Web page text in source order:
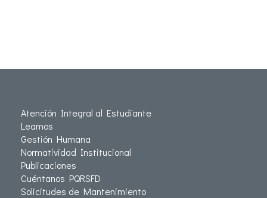
Atención Integral al Estudiante
Leamos
Gestión Humana
Normatividad Institucional
Publicaciones
Cuéntanos PQRSFD
Solicitudes de Mantenimiento